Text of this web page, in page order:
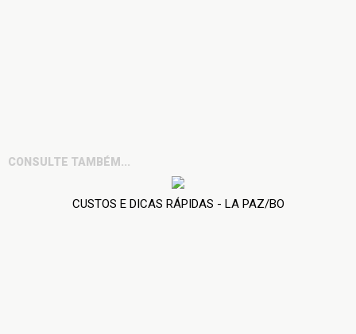
CONSULTE TAMBÉM...
CUSTOS E DICAS RÁPIDAS - LA PAZ/BO